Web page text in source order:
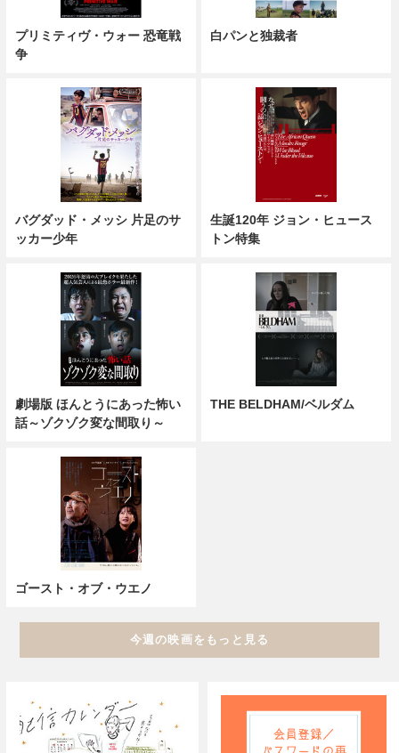
プリミティヴ・ウォー 恐竜戦
争
白パンと独裁者
バグダッド・メッシ 片足のサ
ッカー少年
生誕120年 ジョン・ヒュース
トン特集
劇場版 ほんとうにあった怖い
話～ゾクゾク変な間取り～
THE BELDHAM/ベルダム
ゴースト・オブ・ウエノ
今週の映画をもっと見る